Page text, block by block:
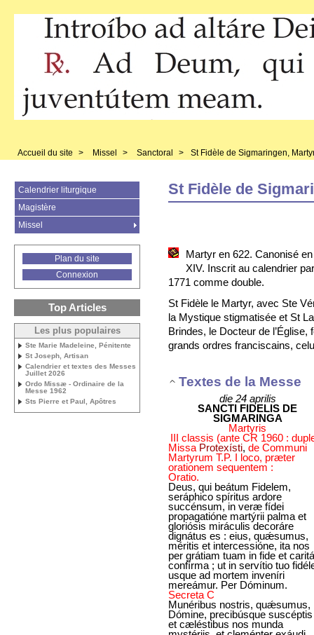
Accueil du site > Missel > Sanctoral > St Fidèle de Sigmaringen,
St Fidèle de
Martyr en 622. Canonisé
XIV. Inscrit au calendrier
1771 comme double.
St Fidèle le Martyr, avec Ste
la Mystique stigmatisée et St
Brindes, le Docteur de
grands ordres franciscains,
Textes de la Messe
die 24 aprilis
SANCTI FIDELIS DE
SIGMARINGA
Martyris
III classis (ante CR 1960 :
Missa Protexísti, de Communi
Martyrum T.P. I loco, præter
orationem sequentem :
Oratio.
Deus, qui beátum Fidelem,
seráphico spíritus ardore
succénsum, in veræ fídei
propagatióne martýrii palma et
gloriósis miráculis decoráre
dignátus es : eius, quǽsumus,
méritis et intercessióne, ita nos
per grátiam tuam in fide et
confírma ; ut in servítio tuo
usque ad mortem inveníri
mereámur. Per Dóminum.
Secreta C
Munéribus nostris, quǽsumus,
Dómine, precibúsque
et cæléstibus nos munda
Calendrier liturgique
Magistère
Missel
Plan du site
Connexion
Top Articles
Les plus populaires
Ste Marie Madeleine, Pénitente
St Joseph, Artisan
Calendrier et textes des Messes
Juillet 2026
Ordo Missæ - Ordinaire de la
Messe 1962
Sts Pierre et Paul, Apôtres